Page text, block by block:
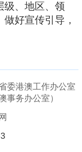
级、地区、领
好宣传引导，
委港澳工作办公室
事务办公室）